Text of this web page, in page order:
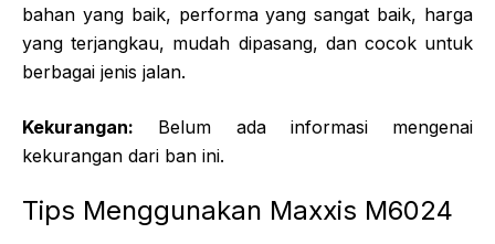
bahan yang baik, performa yang sangat baik, harga
yang terjangkau, mudah dipasang, dan cocok untuk
berbagai jenis jalan.
Kekurangan: Belum ada informasi mengenai
kekurangan dari ban ini.
Tips Menggunakan Maxxis M6024